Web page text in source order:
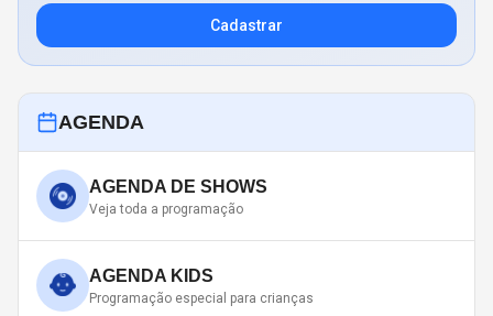
Cadastrar
AGENDA
AGENDA DE SHOWS
Veja toda a programação
AGENDA KIDS
Programação especial para crianças